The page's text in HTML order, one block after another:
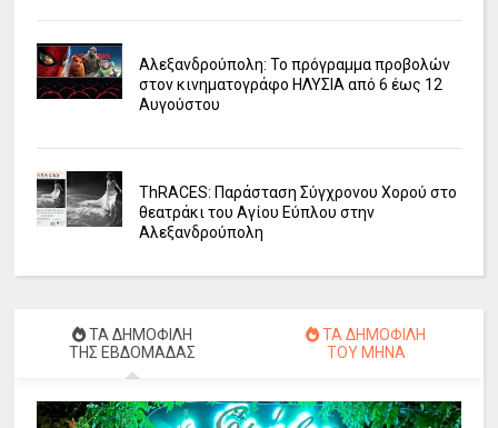
Αλεξανδρούπολη: Το πρόγραμμα προβολών
στον κινηματογράφο ΗΛΥΣΙΑ από 6 έως 12
Αυγούστου
ΤhRACES: Παράσταση Σύγχρονου Χορού στο
θεατράκι του Αγίου Εύπλου στην
Αλεξανδρούπολη
ΤΑ ΔΗΜΟΦΙΛΗ
ΤΗΣ ΕΒΔΟΜΑΔΑΣ
ΤΑ ΔΗΜΟΦΙΛΗ
ΤΟΥ ΜΗΝΑ